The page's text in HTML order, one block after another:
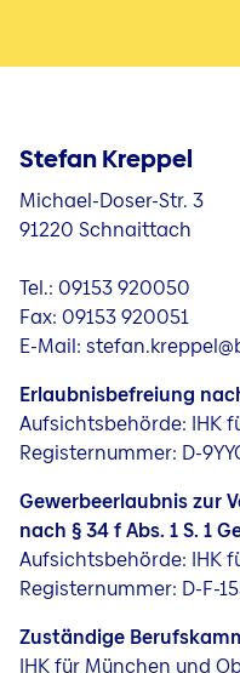
Über uns
Jobs
Stefan Kreppel
Michael-Doser-Str. 3
91220 Schnaittach
Tel.: 09153 920050
Fax: 09153 920051
E-Mail:
Erlaubnisbefreiung
Aufsichtsbehörde: IHK
Registernummer: D-
Gewerbeerlaubnis zur
nach § 34 f Abs. 1 S. 1
Aufsichtsbehörde: IHK
Registernummer: D-F-
Zuständige
IHK für München und